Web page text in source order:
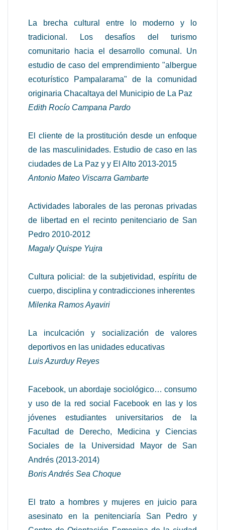
La brecha cultural entre lo moderno y lo
tradicional. Los desafíos del turismo
comunitario hacia el desarrollo comunal. Un
estudio de caso del emprendimiento "albergue
ecoturístico Pampalarama" de la comunidad
originaria Chacaltaya del Municipio de La Paz
Edith Rocío Campana Pardo
El cliente de la prostitución desde un enfoque
de las masculinidades. Estudio de caso en las
ciudades de La Paz y y El Alto 2013-2015
Antonio Mateo Viscarra Gambarte
Actividades laborales de las peronas privadas
de libertad en el recinto penitenciario de San
Pedro 2010-2012
Magaly Quispe Yujra
Cultura policial: de la subjetividad, espíritu de
cuerpo, disciplina y contradicciones inherentes
Milenka Ramos Ayaviri
La inculcación y socialización de valores
deportivos en las unidades educativas
Luis Azurduy Reyes
Facebook, un abordaje sociológico… consumo
y uso de la red social Facebook en las y los
jóvenes estudiantes universitarios de la
Facultad de Derecho, Medicina y Ciencias
Sociales de la Universidad Mayor de San
Andrés (2013-2014)
Boris Andrés Sea Choque
El trato a hombres y mujeres en juicio para
asesinato en la penitenciaría San Pedro y